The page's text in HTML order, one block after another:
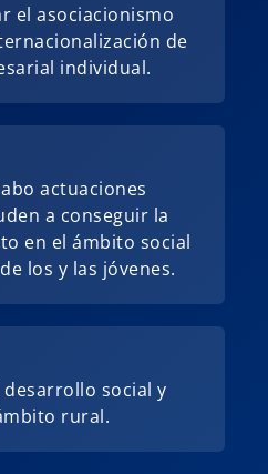
el asociacionismo
de
individual.
actuaciones
a conseguir la
en el ámbito social
los y las jóvenes.
social y
rural.